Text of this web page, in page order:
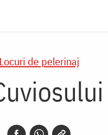
Locuri de pelerinaj